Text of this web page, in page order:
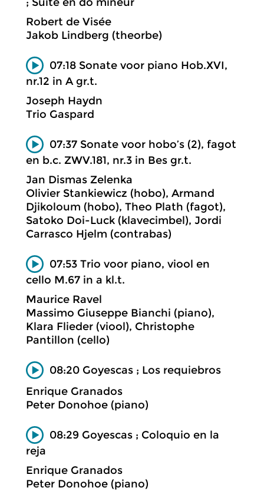
; Suite en do mineur
Robert de Visée
Jakob Lindberg (theorbe)
07:18 Sonate voor piano Hob.XVI,
nr.12 in A gr.t.
Joseph Haydn
Trio Gaspard
07:37 Sonate voor hobo’s (2), fagot
en b.c. ZWV.181, nr.3 in Bes gr.t.
Jan Dismas Zelenka
Olivier Stankiewicz (hobo), Armand
Djikoloum (hobo), Theo Plath (fagot),
Satoko Doi-Luck (klavecimbel), Jordi
Carrasco Hjelm (contrabas)
07:53 Trio voor piano, viool en
cello M.67 in a kl.t.
Maurice Ravel
Massimo Giuseppe Bianchi (piano),
Klara Flieder (viool), Christophe
Pantillon (cello)
08:20 Goyescas ; Los requiebros
Enrique Granados
Peter Donohoe (piano)
08:29 Goyescas ; Coloquio en la
reja
Enrique Granados
Peter Donohoe (piano)